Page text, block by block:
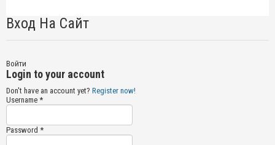
Вход На Сайт
Войти
Login to your account
Don't have an account yet? Register now!
Username *
Password *